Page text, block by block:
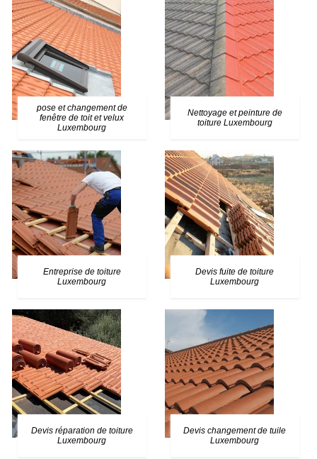
pose et changement de
fenêtre de toit et velux
Luxembourg
Nettoyage et peinture de
toiture Luxembourg
Entreprise de toiture
Luxembourg
Devis fuite de toiture
Luxembourg
Devis réparation de toiture
Luxembourg
Devis changement de tuile
Luxembourg